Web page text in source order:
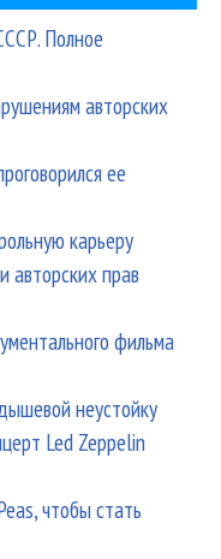
Полное
авторских
ее
карьеру
авторских прав
фильма
неустойку
Led Zeppelin
чтобы стать